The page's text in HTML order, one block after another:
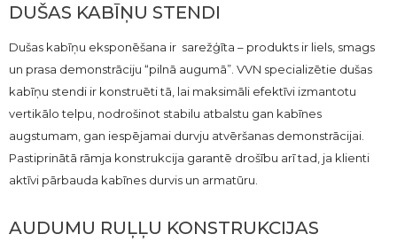
DUŠAS KABĪŅU STENDI
Dušas kabīņu eksponēšana ir sarežģīta – produkts ir liels, smags
un prasa demonstrāciju “pilnā augumā”. VVN specializētie dušas
kabīņu stendi ir konstruēti tā, lai maksimāli efektīvi izmantotu
vertikālo telpu, nodrošinot stabilu atbalstu gan kabīnes
augstumam, gan iespējamai durvju atvēršanas demonstrācijai.
Pastiprinātā rāmja konstrukcija garantē drošību arī tad, ja klienti
aktīvi pārbauda kabīnes durvis un armatūru.
AUDUMU RUĻĻU KONSTRUKCIJAS